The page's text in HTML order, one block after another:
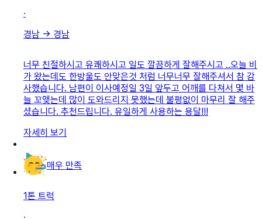
·
경남 → 경남
너무 친절하시고 유쾌하시고 일도 깔끔하게 잘해주시고 ..오늘 비
가 왔는데도 한방울도 안맞은것 처럼 너무너무 잘해주셔서 참 감
사했습니다. 남편이 이사예정일 3일 앞두고 어깨를 다쳐서 몇 바
늘 꼬맺는데 많이 도와드리지 못했는데 불평없이 마무리 잘 해주
셨습니다. 추천드립니다. 유일하게 사용하는 용달!!!
자세히 보기
매우 만족
1톤 트럭